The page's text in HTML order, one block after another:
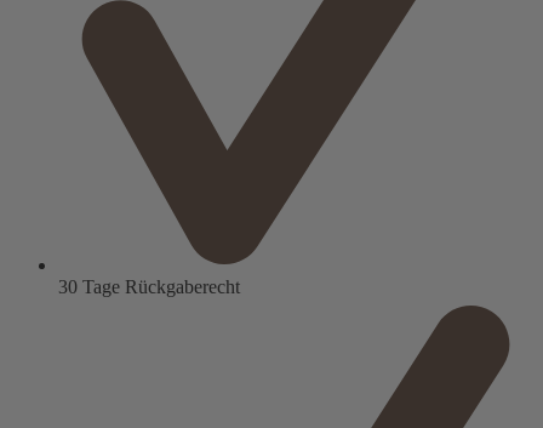
30 Tage Rückgaberecht